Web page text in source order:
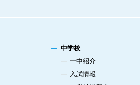
中学校
一中紹介
入試情報